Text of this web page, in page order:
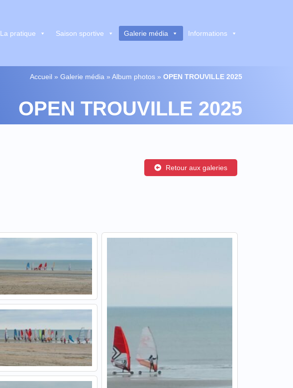
La pratique Saison sportive Galerie média Informations
Accueil » Galerie média » Album photos » OPEN TROUVILLE 2025
OPEN TROUVILLE 2025
Retour aux galeries